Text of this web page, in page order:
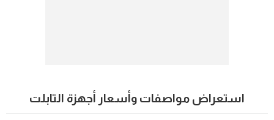
استعراض مواصفات وأسعار أجهزة التابلت